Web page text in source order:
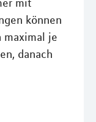
mit
können
je
danach